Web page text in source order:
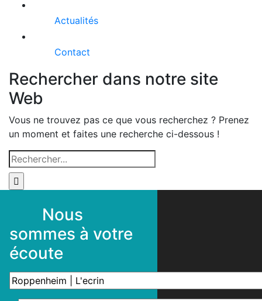
Actualités
Contact
Rechercher dans notre site
Web
Vous ne trouvez pas ce que vous recherchez ? Prenez
un moment et faites une recherche ci-dessous !
Rechercher
Nous
sommes à votre
écoute